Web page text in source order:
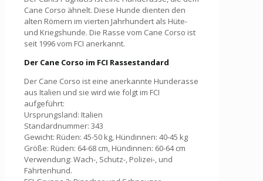
Cane Corso ähnelt. Diese Hunde dienten den
alten Römern im vierten Jahrhundert als Hüte-
und Kriegshunde. Die Rasse vom Cane Corso ist
seit 1996 vom FCI anerkannt.
Der Cane Corso im FCI Rassestandard
Der Cane Corso ist eine anerkannte Hunderasse
aus Italien und sie wird wie folgt im FCI
aufgeführt:
Ursprungsland: Italien
Standardnummer: 343
Gewicht: Rüden: 45-50 kg, Hündinnen: 40-45 kg
Größe: Rüden: 64-68 cm, Hündinnen: 60-64 cm
Verwendung: Wach-, Schutz-, Polizei-, und
Fährtenhund.